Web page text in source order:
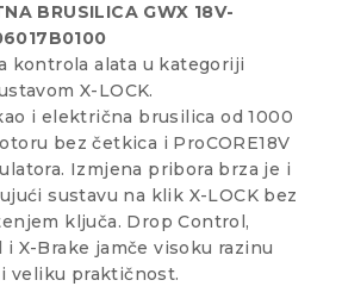
BRUSILICA GWX 18V-
kontrola alata u kategoriji
X-LOCK.
i električna brusilica od 1000
bez četkica i ProCORE18V
Izmjena pribora brza je i
sustavu na klik X-LOCK bez
ključa. Drop Control,
X-Brake jamče visoku razinu
veliku praktičnost.